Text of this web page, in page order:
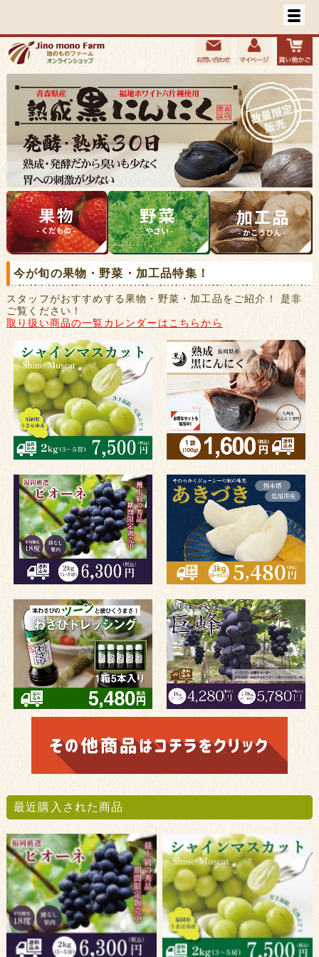
今が旬の果物・野菜・加工品特集！
スタッフがおすすめする果物・野菜・加工品をご紹介！ 是非
ご覧ください！
取り扱い商品の一覧カレンダーはこちらから
最近購入された商品